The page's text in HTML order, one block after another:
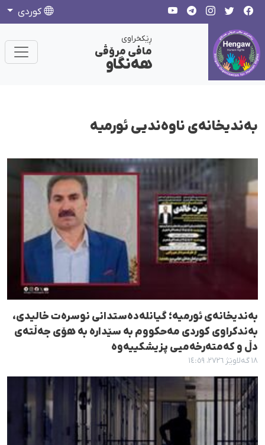
كوردی
ڕێکخراوی
مافی مرۆڤی
هەنگاو
بەندیخانەی ناوەندیی ئورمیە
بەندیخانەی ئورمیه؛ گیانلەدەستدانی نوسرەت خالیدی،
بەندکراوی کوردی مەحکووم بە سێدارە بە هۆی جەڵتەی
دڵ و کەمتەرخەمیی پزیشکییەوە
١٨ گەلاوێژ ٢٧٢٦، ١٤:٥٩